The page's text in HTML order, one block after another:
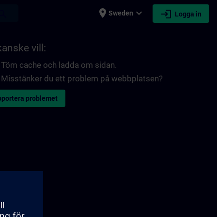
place Sweden expand_more login Logga in
vill:
Töm cache och ladda om sidan.
Misstänker du ett problem på webbplatsen?
problemet